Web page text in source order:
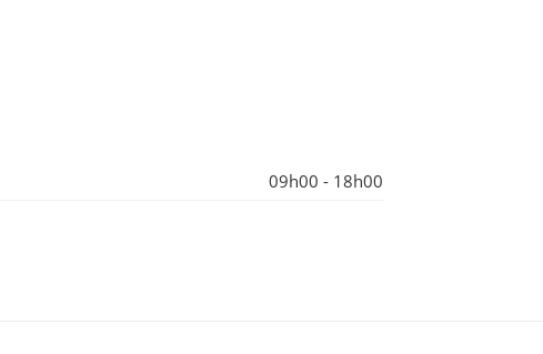
09h00 - 18h00